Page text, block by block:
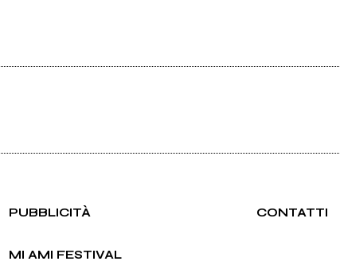
PUBBLICITÀ CONTATTI
MI AMI FESTIVAL